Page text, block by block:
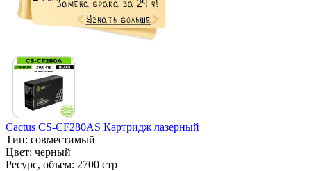
Cactus CS-CF280AS Картридж лазерный
Тип: совместимый
Цвет: черный
Ресурс, объем: 2700 стр